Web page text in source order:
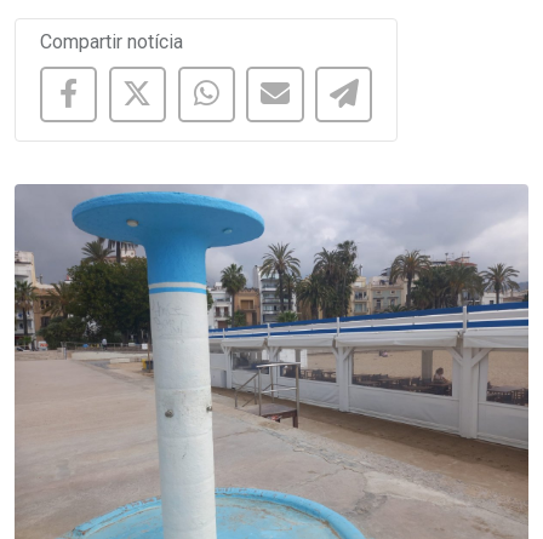
Compartir notícia